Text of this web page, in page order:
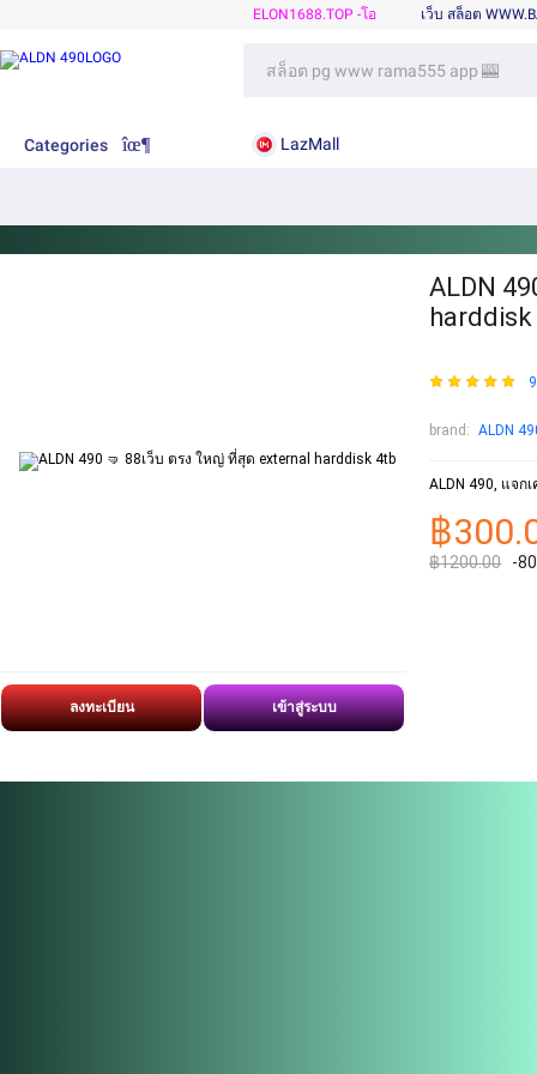
ELON1688.TOP -โอ เว็บ สล็อต
Categories LazMall
ลงทะเบียน เข้าสู่ระบบ
ALDN
brand: ALDN
ALDN 490, แจก
฿
฿1200.00 -